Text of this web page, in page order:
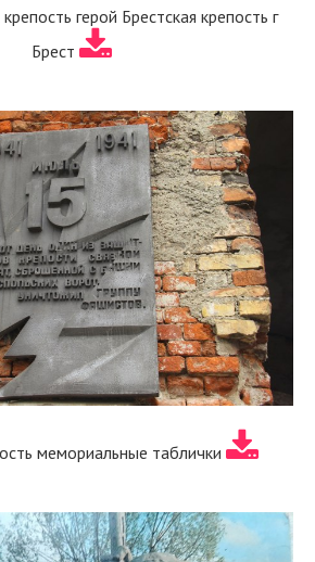
герой Брестская крепость г
Брест
мемориальные таблички